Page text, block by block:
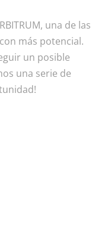
una de las
más potencial.
un posible
una serie de